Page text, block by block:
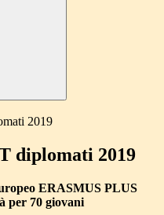
2019
diplomati 2019
ERASMUS PLUS
per 70 giovani